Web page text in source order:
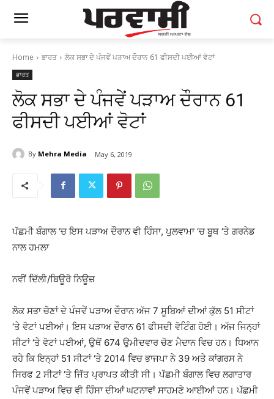
Home ਭਾਰਤ ਲੋਕ ਸਭਾ ਦੇ ਪੰਜਵੇਂ ਪੜਾਅ ਦੌਰਾਨ 61 ਫੀਸਦੀ ਪਈਆਂ ਵੋਟਾਂ
ਭਾਰਤ
ਲੋਕ ਸਭਾ ਦੇ ਪੰਜਵੇਂ ਪੜਾਅ ਦੌਰਾਨ 61
ਫੀਸਦੀ ਪਈਆਂ ਵੋਟਾਂ
By Mehra Media May 6, 2019
ਪੱਛਮੀ ਬੰਗਾਲ ‘ਚ ਇਸ ਪੜਾਅ ਦੌਰਾਨ ਵੀ ਹਿੰਸਾ, ਪੁਲਵਾਮਾ ‘ਚ ਬੂਥ ‘ਤੇ ਗਰਨੇਡ
ਨਾਲ ਹਮਲਾ
ਨਵੀਂ ਦਿੱਲੀ/ਬਿਊਰੋ ਨਿਊਜ਼
ਲੋਕ ਸਭਾ ਚੋਣਾਂ ਦੇ ਪੰਜਵੇਂ ਪੜਾਅ ਦੌਰਾਨ ਅੱਜ 7 ਸੂਬਿਆਂ ਦੀਆਂ ਕੁੱਲ 51 ਸੀਟਾਂ
‘ਤੇ ਵੋਟਾਂ ਪਈਆਂ। ਇਸ ਪੜਾਅ ਦੌਰਾਨ 61 ਫੀਸਦੀ ਵੋਟਿੰਗ ਹੋਈ। ਅੱਜ ਜਿਨ੍ਹਾਂ
ਸੀਟਾਂ ‘ਤੇ ਵੋਟਾਂ ਪਈਆਂ, ਉਥੋਂ 674 ਉਮੀਦਵਾਰ ਚੋਣ ਮੈਦਾਨ ਵਿਚ ਹਨ। ਧਿਆਨ
ਰਹੇ ਕਿ ਇਨ੍ਹਾਂ 51 ਸੀਟਾਂ ‘ਤੇ 2014 ਵਿਚ ਭਾਜਪਾ ਨੇ 39 ਅਤੇ ਕਾਂਗਰਸ ਨੇ
ਸਿਰਫ 2 ਸੀਟਾਂ ‘ਤੇ ਜਿੱਤ ਪ੍ਰਾਪਤ ਕੀਤੀ ਸੀ। ਪੱਛਮੀ ਬੰਗਾਲ ਵਿਚ ਲਗਾਤਾਰ
ਪੰਜਵੇਂ ਪੜਾਅ ਵਿਚ ਵੀ ਹਿੰਸਾ ਦੀਆਂ ਘਟਨਾਵਾਂ ਸਾਹਮਣੇ ਆਈਆਂ ਹਨ। ਪੱਛਮੀ